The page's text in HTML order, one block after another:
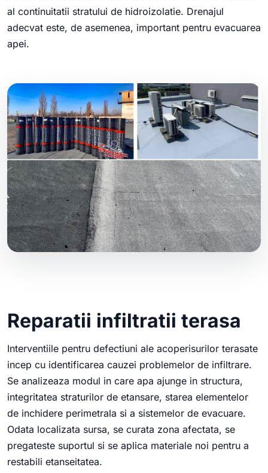
al continuitatii stratului de hidroizolatie. Drenajul
adecvat este, de asemenea, important pentru evacuarea
apei.
Reparatii infiltratii terasa
Interventiile pentru defectiuni ale acoperisurilor terasate
incep cu identificarea cauzei problemelor de infiltrare.
Se analizeaza modul in care apa ajunge in structura,
integritatea straturilor de etansare, starea elementelor
de inchidere perimetrala si a sistemelor de evacuare.
Odata localizata sursa, se curata zona afectata, se
pregateste suportul si se aplica materiale noi pentru a
restabili etanseitatea.